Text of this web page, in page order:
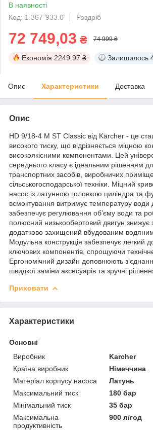
В наявності
Код: 1.367-933.0
Роздріб
72 749,03 ₴ 74 999 ₴
Економія 2249.97 ₴ Залишилось
Опис Характеристики Доставка
Опис
HD 9/18-4 M ST Classic від Kärcher - це
високого тиску, що відрізняється міцною
високоякісними компонентами. Цей
середнього класу є ідеальним рішенням
транспортних засобів, виробничих
сільськогосподарської техніки. Міцний
насос із латунною головкою циліндра та
всмоктування витримує температуру води
забезпечує регулювання об’єму води та
полюсний низькообертовий двигун знижує
додатково захищений вбудованим
Модульна конструкція забезпечує легкий
ключових компонентів, спрощуючи
Ергономічний дизайн доповнюють
швидкої заміни аксесуарів та зручні
Приховати
Характеристики
Основні
Виробник
Karcher
Країна виробник
Німеччина
Матеріал корпусу насоса
Латунь
Максимальний тиск
180 бар
Мінімальний тиск
35 бар
Максимальна
продуктивність
900 л/год